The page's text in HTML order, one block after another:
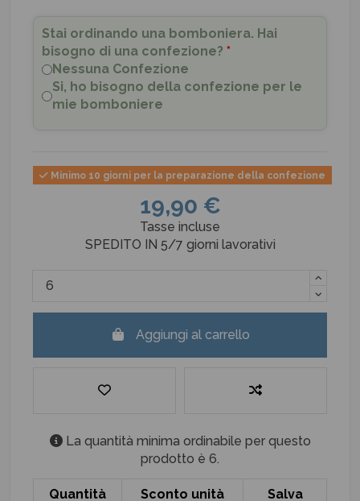
Stai ordinando una bomboniera. Hai
bisogno di una confezione? *
Nessuna Confezione
Si, ho bisogno della confezione per le
mie bomboniere
Minimo 10 giorni per la preparazione della confezione
19,90 €
Tasse incluse
SPEDITO IN 5/7 giorni lavorativi
Aggiungi al carrello
La quantità minima ordinabile per questo
prodotto è 6.
Quantità Sconto unità Salva